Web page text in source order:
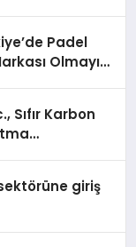
Padel
Olmayı
Sıfır Karbon
giriş